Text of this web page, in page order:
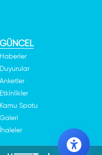
GÜNCEL
Haberler
Duyurular
Anketler
Etkinlikler
Kamu Spotu
Galeri
İhaleler